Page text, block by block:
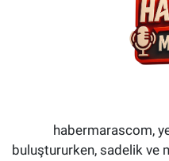
habermarascom,
buluştururken, sadelik ve